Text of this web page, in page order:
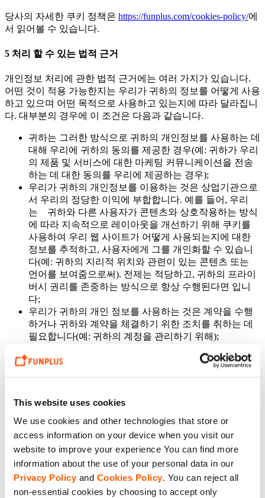
This website uses cookies
We use cookies and other technologies that store or
access information on your device when you visit our
website to improve your experience You can find more
information about the use of your personal data in our
Privacy Policyand Cookies Policy. You can reject all
non-essential cookies by choosing to accept only
당사의 자세한 쿠키 정책은 https://funplus.com/cookies-policy/에
서 읽어볼 수 있습니다.
5 처리 할 수 있는 법적 근거
개인정보 처리에 관한 법적 근거에는 여러 가지가 있습니다.
어떤 것이 적용 가능한지는 우리가 귀하의 정보를 어떻게 사용
하고 있으며 어떤 목적으로 사용하고 있는지에 따라 달라집니
다. 대부분의 경우에 이 조건은 다음과 같습니다.
귀하는 그러한 방식으로 귀하의 개인정보를 사용하는 데
대해 우리에 귀하의 동의를 제공한 경우(예: 귀하가 우리
의 제품 및 서비스에 대한 마케팅 커뮤니케이션을 전송
하는 데 대한 동의를 우리에 제공하는 경우);
우리가 귀하의 개인정보를 이용하는 것은 상업기관으로
서 우리의 정당한 이익에 부합합니다. 예를 들어, 우리
는 귀하와 다른 사용자가 콘텐츠와 상호작용하는 방식
에 따라 지속적으로 레이아웃을 개선하기 위해 쿠키를
사용하여 우리 웹 사이트가 어떻게 사용되는지에 대한
정보를 추적하고, 사용자에게 그를 개인화할 수 있습니
다(예: 귀하의 지리적 위치와 관련이 있는 콘텐츠 또는
언어를 보여줌으로써). 전제는 적당하고, 귀하의 프라이
버시 권리를 존중하는 방식으로 항상 수행된다면 입니
다;
우리가 귀하의 개인 정보를 사용하는 것은 계약을 수행
하거나 귀하와 계약을 체결하기 위한 조치를 취하는 데
필요합니다(예: 귀하의 계정을 관리하기 위해);
는 규제 의무를 준수하기 위해 필요합니다.
의 그 어떤 ‘특별한 카테고리’를 수집하거나 처리하지 않습니
다. 이것이 적용된다면, 우리는 해당 정보를 처리하기 위한 법
적 요구 사항이나 기타 정당한 이유가 없는 한 일반적으로 정
보를 수집하는 시점에 귀하로부터 추가적인 특정 동의를 얻는
데 의존할 것입니다.
어린이